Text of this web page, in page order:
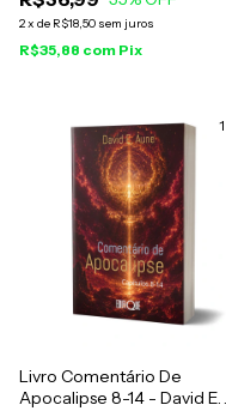
2x de R$18,50 sem juros
R$35,88 com Pix
1
Livro Comentário De
Apocalipse 8-14 - David E.